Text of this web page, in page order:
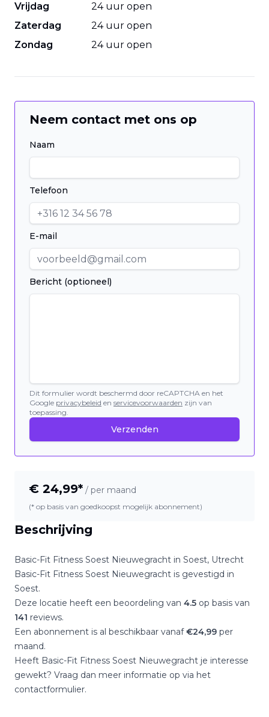
Vrijdag
24 uur open
Zaterdag
24 uur open
Zondag
24 uur open
Beschrijving
Basic-Fit Fitness Soest Nieuwegracht in Soest, Utrecht
Basic-Fit Fitness Soest Nieuwegracht is gevestigd in
Soest.
Deze locatie heeft een beoordeling van 4.5 op basis van
141 reviews.
Een abonnement is al beschikbaar vanaf€24,99 per
maand.
Heeft Basic-Fit Fitness Soest Nieuwegracht je interesse
gewekt? Vraag dan meer informatie op via het
contactformulier.
Neem contact met ons op
Naam
Telefoon
E-mail
Bericht (optioneel)
Dit formulier wordt beschermd door reCAPTCHA en het
Google privacybeleid en servicevoorwaarden zijn van
toepassing.
Verzenden
€ 24,99* / per maand
(* op basis van goedkoopst mogelijk abonnement)